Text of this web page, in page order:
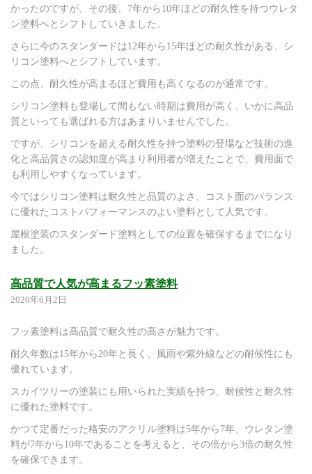
かったのですが、その後、7年から10年ほどの耐久性を持つウレタ
ン塗料へとシフトしていきました。
さらに今のスタンダードは12年から15年ほどの耐久性がある、シ
リコン塗料へとシフトしています。
この点、耐久性が高まるほど費用も高くなるのが通常です。
シリコン塗料も登場して間もない時期は費用が高く、いかに高品
質といっても選ばれる方はあまりいませんでした。
ですが、シリコンを超える耐久性を持つ塗料の登場など技術の進
化と高品質さの認知度が高まり利用者が増えたことで、費用面で
も利用しやすくなっています。
今ではシリコン塗料は耐久性と品質のよさ、コスト面のバランス
に優れたコストパフォーマンスのよい塗料として人気です。
屋根塗装のスタンダード塗料としての位置を確保するまでになり
ました。
高品質で人気が高まるフッ素塗料
2020年6月2日
フッ素塗料は高品質で耐久性の高さが魅力です。
耐久年数は15年から20年と長く、風雨や紫外線などの耐候性にも
優れています。
スカイツリーの塗装にも用いられた実績を持つ、耐候性と耐久性
に優れた塗料です。
かつて定番だった格安のアクリル塗料は5年から7年、ウレタン塗
料が7年から10年であることを考えると、その倍から3倍の耐久性
を確保できます。